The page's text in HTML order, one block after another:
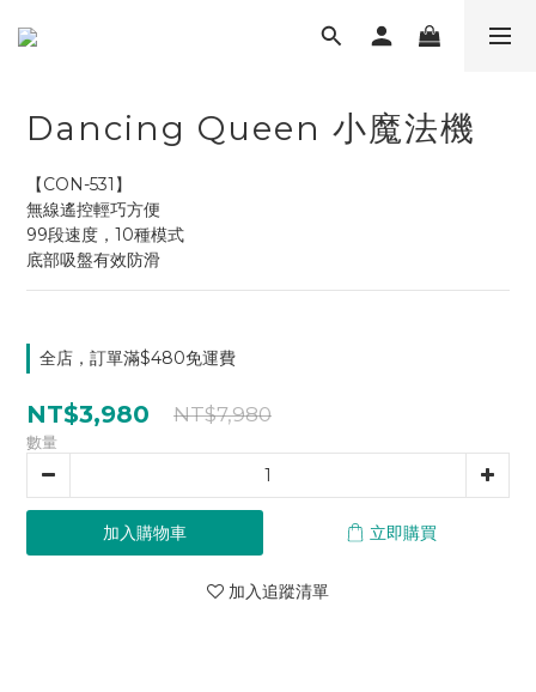
Dancing Queen 小魔法機
【CON-531】
無線遙控輕巧方便
99段速度，10種模式
底部吸盤有效防滑
全店，訂單滿$480免運費
NT$3,980 NT$7,980
數量
加入購物車 立即購買
加入追蹤清單